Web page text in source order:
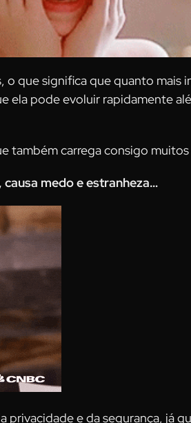
que significa que quanto mais
ela pode evoluir rapidamente
também carrega consigo muitos
medo e estranheza…
e da segurança, já